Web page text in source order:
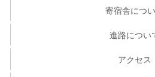
寄宿舎につ
進路につい
アクセス